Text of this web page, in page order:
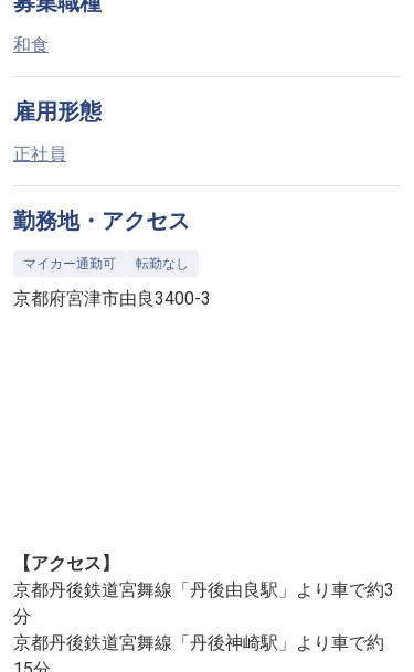
和食
雇用形態
正社員
勤務地・アクセス
マイカー通勤可 転勤なし
京都府宮津市由良3400-3
【アクセス】
京都丹後鉄道宮舞線「丹後由良駅」より車で約3
分
京都丹後鉄道宮舞線「丹後神崎駅」より車で約